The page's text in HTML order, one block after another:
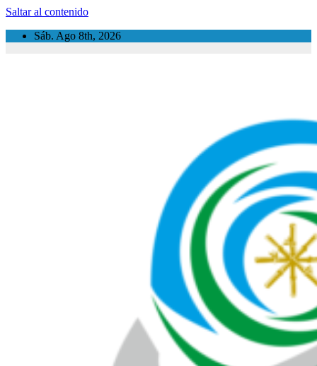
Saltar al contenido
Sáb. Ago 8th, 2026